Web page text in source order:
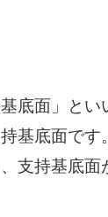
底面」と
基底面で
支持基底